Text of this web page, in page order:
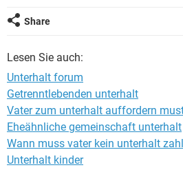
Share
Lesen Sie auch:
Unterhalt forum
Getrenntlebenden unterhalt
Vater zum unterhalt auffordern
Eheähnliche gemeinschaft unterhalt
Wann muss vater kein unterhalt
Unterhalt kinder